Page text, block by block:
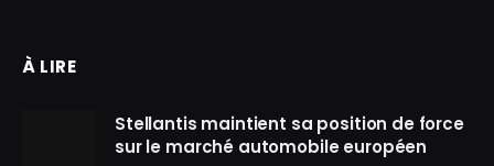
À LIRE
Stellantis maintient sa position de force
sur le marché automobile européen